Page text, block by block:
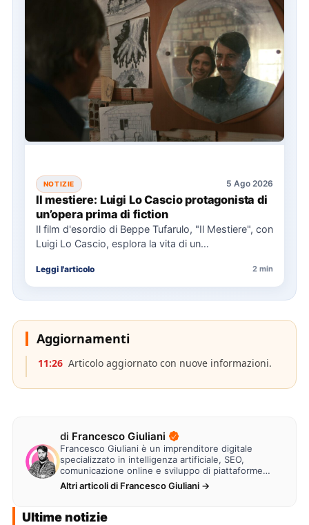
NOTIZIE 5 Ago 2026
Il mestiere: Luigi Lo Cascio protagonista di
un’opera prima di fiction
Il film d'esordio di Beppe Tufarulo, "Il Mestiere", con
Luigi Lo Cascio, esplora la vita di un
Leggi l'articolo 2 min
Aggiornamenti
11:26 Articolo aggiornato con nuove informazioni.
di Francesco Giuliani
Francesco Giuliani è un imprenditore digitale
specializzato in intelligenza artificiale, SEO,
comunicazione online e sviluppo di piattaforme
web. Lavora alla creazione di…
Altri articoli di Francesco Giuliani →
Ultime notizie